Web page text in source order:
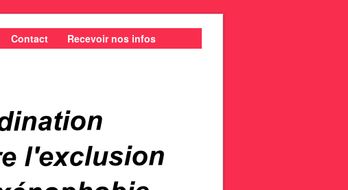
Contact Recevoir nos infos